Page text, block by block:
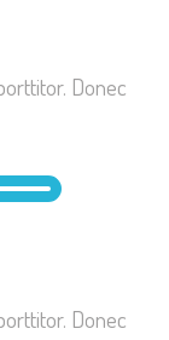
Donec
Donec